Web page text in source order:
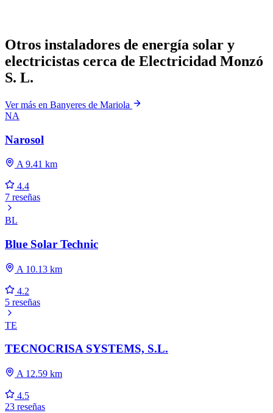
Otros instaladores de energía solar y
electricistas cerca de Electricidad Monzó
S. L.
Ver más en Banyeres de Mariola
NA
Narosol
A 9.41 km
4.4
7 reseñas
BL
Blue Solar Technic
A 10.13 km
4.2
5 reseñas
TE
TECNOCRISA SYSTEMS, S.L.
A 12.59 km
4.5
23 reseñas